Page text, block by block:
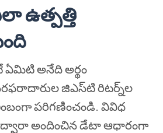
ఉత్పత్తి
అనేది అర్థం
జిఎస్‌టి రిటర్న్‌ల
పరిగణించండి. వివిధ
ద్వారా అందించిన డేటా ఆధారంగా